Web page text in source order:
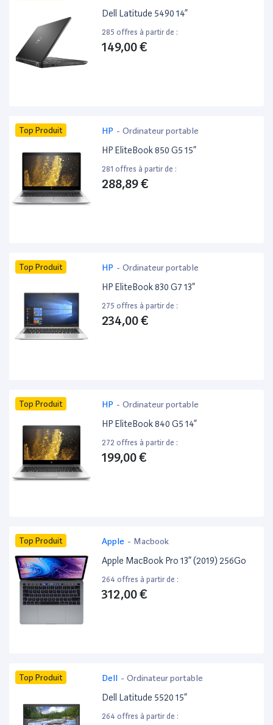
Dell Latitude 5490 14”
285 offres à partir de :
149,00 €
Top Produit HP - Ordinateur portable
HP EliteBook 850 G5 15”
281 offres à partir de :
288,89 €
Top Produit HP - Ordinateur portable
HP EliteBook 830 G7 13”
275 offres à partir de :
234,00 €
Top Produit HP - Ordinateur portable
HP EliteBook 840 G5 14”
272 offres à partir de :
199,00 €
Top Produit Apple - Macbook
Apple MacBook Pro 13” (2019) 256Go
264 offres à partir de :
312,00 €
Top Produit Dell - Ordinateur portable
Dell Latitude 5520 15”
264 offres à partir de :